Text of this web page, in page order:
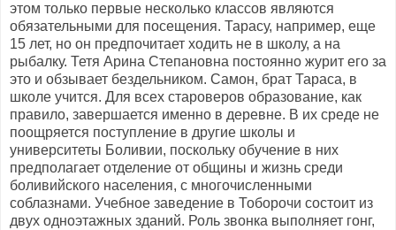
этом только первые несколько классов являются
обязательными для посещения. Тарасу, например, еще
15 лет, но он предпочитает ходить не в школу, а на
рыбалку. Тетя Арина Степановна постоянно журит его за
это и обзывает бездельником. Самон, брат Тараса, в
школе учится. Для всех староверов образование, как
правило, завершается именно в деревне. В их среде не
поощряется поступление в другие школы и
университеты Боливии, поскольку обучение в них
предполагает отделение от общины и жизнь среди
боливийского населения, с многочисленными
соблазнами. Учебное заведение в Тоборочи состоит из
двух одноэтажных зданий. Роль звонка выполняет гонг,